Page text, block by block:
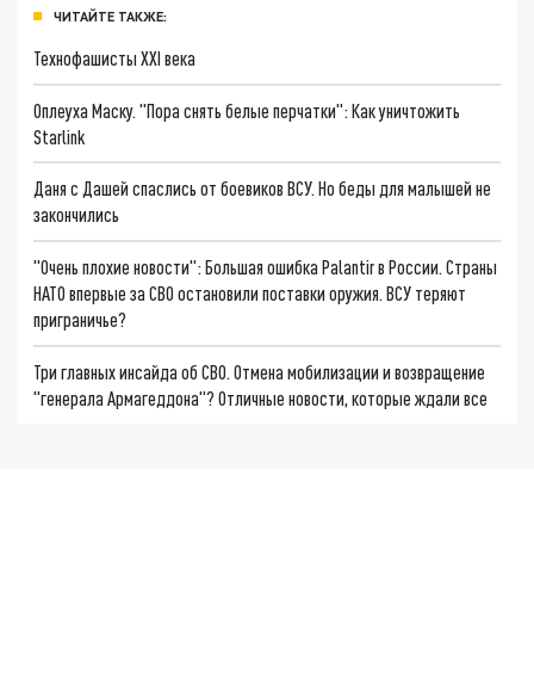
ЧИТАЙТЕ ТАКЖЕ:
Технофашисты XXI века
Оплеуха Маску. "Пора снять белые перчатки": Как уничтожить
Starlink
Даня с Дашей спаслись от боевиков ВСУ. Но беды для малышей не
закончились
"Очень плохие новости": Большая ошибка Palantir в России. Страны
НАТО впервые за СВО остановили поставки оружия. ВСУ теряют
приграничье?
Три главных инсайда об СВО. Отмена мобилизации и возвращение
"генерала Армагеддона"? Отличные новости, которые ждали все